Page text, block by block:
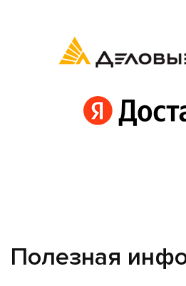
Полезная